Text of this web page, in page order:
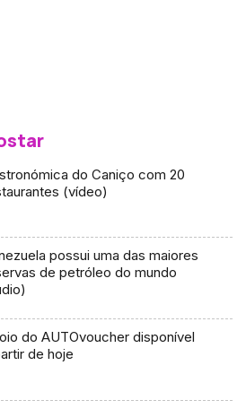
do Caniço com 20
(vídeo)
possui uma das maiores
de petróleo do mundo
do AUTOvoucher disponível
de hoje